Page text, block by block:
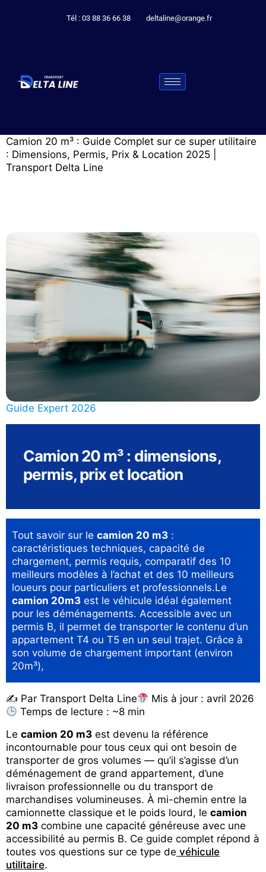
Tél : 03 88 36 66 38 deltaline@orange.fr
Camion 20 m³ : Guide Complet sur ce super utilitaire
: Dimensions, Permis, Prix & Location 2025 |
Transport Delta Line
Guide Expert 2026
Camion 20 m³ : dimensions,
permis, prix et location
Tout savoir sur le camion 20 m3 :
caractéristiques techniques, capacité de
chargement, permis requis, comparatif des 10
meilleurs modèles à l’achat et des 10 meilleurs
loueurs pour particuliers et professionnels.Le
camion 20m3 est le véhicule idéal également
pour les déménagements. Accessible avec un
permis B, il permet de transporter le contenu d’un
appartement T4 ou T5 en un seul trajet. Grâce à
son volume de chargement important (environ
20m³),
✍ Par Transport Delta Line
Mis à jour : avril 2026
Temps de lecture : ~8 min
Le camion 20 m3 est devenu la référence
incontournable pour tous ceux qui ont besoin de
transporter de gros volumes — qu’il s’agisse d’un
déménagement de grand appartement, d’une
livraison professionnelle ou du transport de
marchandises volumineuses. À mi-chemin entre la
camionnette classique et le poids lourd, le camion
20 m3 combine une capacité généreuse avec une
accessibilité au permis B. Ce guide complet répond à
toutes vos questions sur ce type de véhicule
utilitaire.